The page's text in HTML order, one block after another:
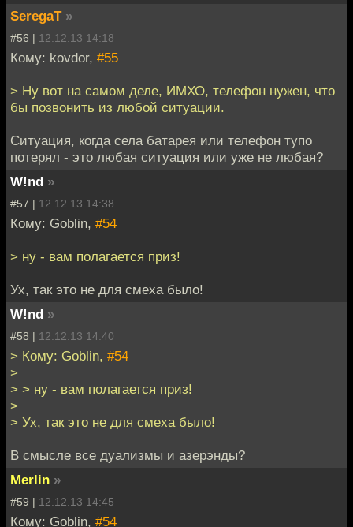
SeregaT »
#56 | 12.12.13 14:18
Кому: kovdor, #55
> Ну вот на самом деле, ИМХО, телефон нужен, что
бы позвонить из любой ситуации.
Ситуация, когда села батарея или телефон тупо
потерял - это любая ситуация или уже не любая?
W!nd »
#57 | 12.12.13 14:38
Кому: Goblin, #54
> ну - вам полагается приз!
Ух, так это не для смеха было!
W!nd »
#58 | 12.12.13 14:40
> Кому: Goblin, #54
>
> > ну - вам полагается приз!
>
> Ух, так это не для смеха было!
В смысле все дуализмы и азерэнды?
Merlin »
#59 | 12.12.13 14:45
Кому: Goblin, #54